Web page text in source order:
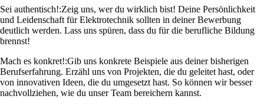
Sei authentisch!:Zeig uns, wer du wirklich bist! Deine Persönlichkeit
und Leidenschaft für Elektrotechnik sollten in deiner Bewerbung
deutlich werden. Lass uns spüren, dass du für die berufliche Bildung
brennst!
Mach es konkret!:Gib uns konkrete Beispiele aus deiner bisherigen
Berufserfahrung. Erzähl uns von Projekten, die du geleitet hast, oder
von innovativen Ideen, die du umgesetzt hast. So können wir besser
nachvollziehen, wie du unser Team bereichern kannst.